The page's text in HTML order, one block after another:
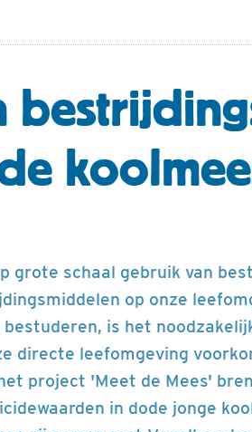
grote schaal gebruik van
op onze
is het
directe leefomgeving
project 'Meet de Mees'
in dode jonge